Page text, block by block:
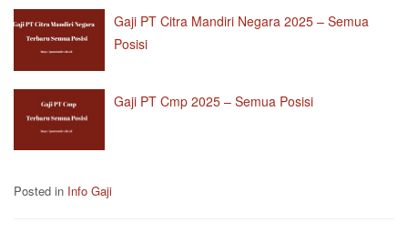
Gaji PT Citra Mandiri Negara 2025 – Semua
Posisi
Gaji PT Cmp 2025 – Semua Posisi
Posted in Info Gaji